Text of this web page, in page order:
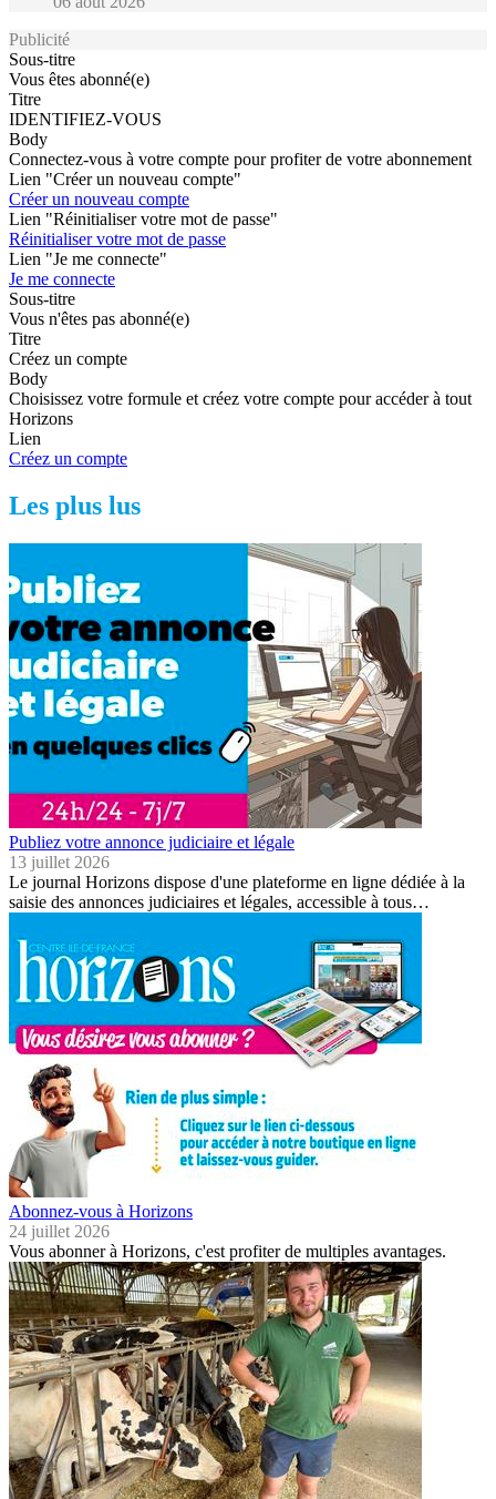
Publicité
Sous-titre
Vous êtes abonné(e)
Titre
IDENTIFIEZ-VOUS
Body
Connectez-vous à votre compte pour profiter de votre abonnement
Lien "Créer un nouveau compte"
Créer un nouveau compte
Lien "Réinitialiser votre mot de passe"
Réinitialiser votre mot de passe
Lien "Je me connecte"
Je me connecte
Sous-titre
Vous n'êtes pas abonné(e)
Titre
Créez un compte
Body
Choisissez votre formule et créez votre compte pour accéder à tout
Horizons
Lien
Créez un compte
Les plus lus
Publiez votre annonce judiciaire et légale
13 juillet 2026
Le journal Horizons dispose d'une plateforme en ligne dédiée à la
saisie des annonces judiciaires et légales, accessible à tous…
Abonnez-vous à Horizons
24 juillet 2026
Vous abonner à Horizons, c'est profiter de multiples avantages.